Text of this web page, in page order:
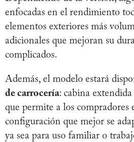
enfocadas en el rendimiento
elementos exteriores más
adicionales que mejoran su
complicados.
Además, el modelo estará
de carrocería: cabina
que permite a los compradores
configuración que mejor se
ya sea para uso familiar o